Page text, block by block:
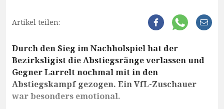
Artikel teilen:
Durch den Sieg im Nachholspiel hat der
Bezirksligist die Abstiegsränge verlassen und
Gegner Larrelt nochmal mit in den
Abstiegskampf gezogen. Ein VfL-Zuschauer
war besonders emotional.